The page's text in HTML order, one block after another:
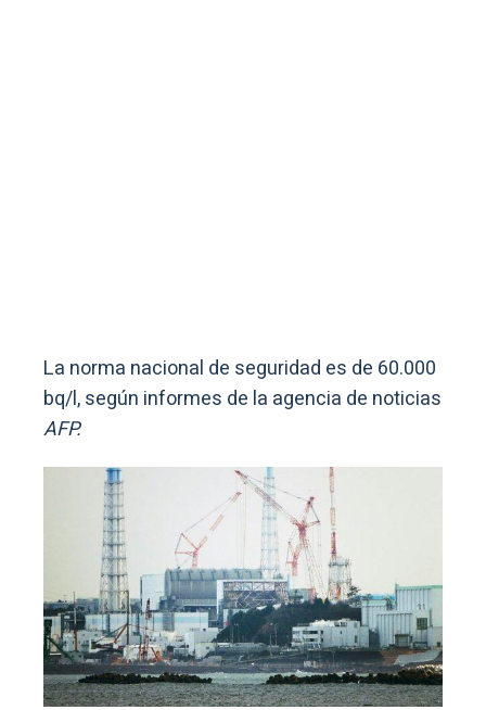
La norma nacional de seguridad es de 60.000
bq/l, según informes de la agencia de noticias
AFP.